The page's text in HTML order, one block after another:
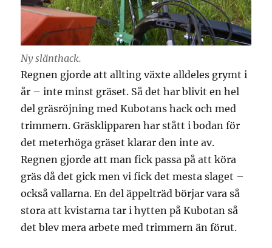
Ny slänthack.
Regnen gjorde att allting växte alldeles grymt i
år – inte minst gräset. Så det har blivit en hel
del gräsröjning med Kubotans hack och med
trimmern. Gräsklipparen har stått i bodan för
det meterhöga gräset klarar den inte av.
Regnen gjorde att man fick passa på att köra
gräs då det gick men vi fick det mesta slaget –
också vallarna. En del äppelträd börjar vara så
stora att kvistarna tar i hytten på Kubotan så
det blev mera arbete med trimmern än förut.